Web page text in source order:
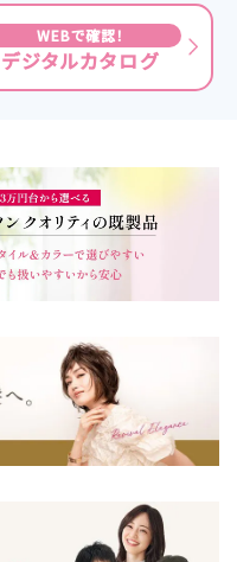
WEBで確認！
デジタルカタログ